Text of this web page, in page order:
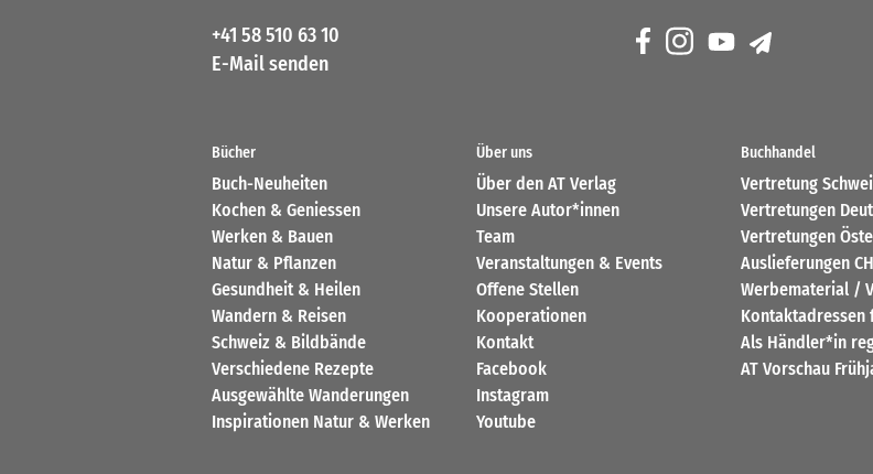
+41 58 510 63 10
E-Mail senden
Bücher
Buch-Neuheiten
Kochen & Geniessen
Werken & Bauen
Natur & Pflanzen
Gesundheit & Heilen
Wandern & Reisen
Schweiz & Bildbände
Verschiedene Rezepte
Ausgewählte Wanderungen
Inspirationen Natur & Werken
Über uns
Über den AT Verlag
Unsere Autor*innen
Team
Veranstaltungen & Events
Offene Stellen
Kooperationen
Kontakt
Facebook
Instagram
Youtube
Buchhandel
Vertretung
Vertretungen
Vertretungen
Auslieferungen
Werbematerial /
Kontaktadressen
Als Händler*in
AT Vorschau